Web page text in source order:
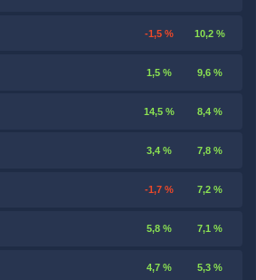
-1,5 % 10,2 %
1,5 % 9,6 %
14,5 % 8,4 %
3,4 % 7,8 %
-1,7 % 7,2 %
5,8 % 7,1 %
4,7 % 5,3 %